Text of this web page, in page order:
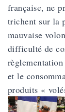
française, ne
trichent sur la
mauvaise
difficulté de
et le
produits «